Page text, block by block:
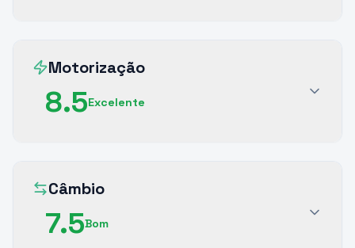
Motorização
8.5Excelente
Câmbio
7.5Bom